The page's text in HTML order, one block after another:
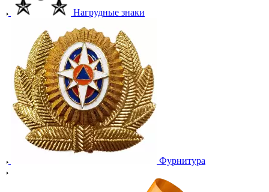
Нагрудные знаки
Фурнитура